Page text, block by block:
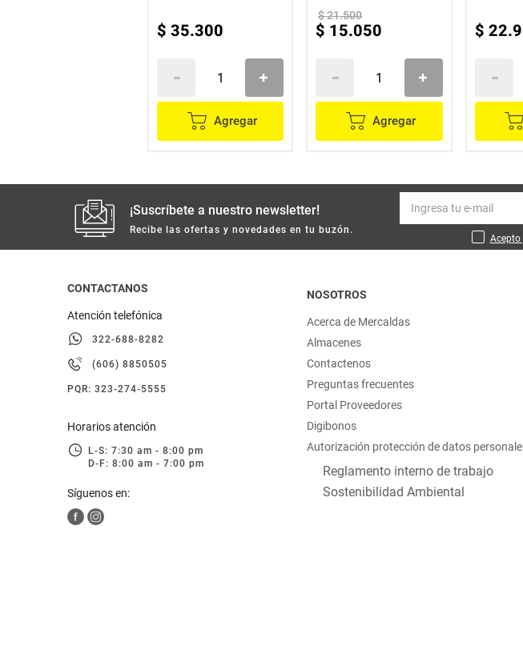
$ 35.300
Agregar
$21.500
$ 15.050
Agregar
$ 22.
¡Suscríbete a nuestro newsletter!
Recibe las ofertas y novedades en tu buzón.
Acepto
CONTACTANOS
Atención telefónica
322-688-8282
(606) 8850505
PQR: 323-274-5555
Horarios atención
L-S: 7:30 am - 8:00 pm
D-F: 8:00 am - 7:00 pm
Síguenos en:
NOSOTROS
Acerca de Mercaldas
Almacenes
Contactenos
Preguntas frecuentes
Portal Proveedores
Digibonos
Autorización protección de datos
Reglamento interno de trabajo
Sostenibilidad Ambiental